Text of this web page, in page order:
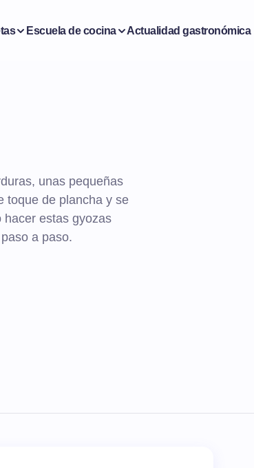
Escuela de cocina Actualidad gastronómica
unas pequeñas
toque de plancha y se
hacer estas gyozas
a paso.